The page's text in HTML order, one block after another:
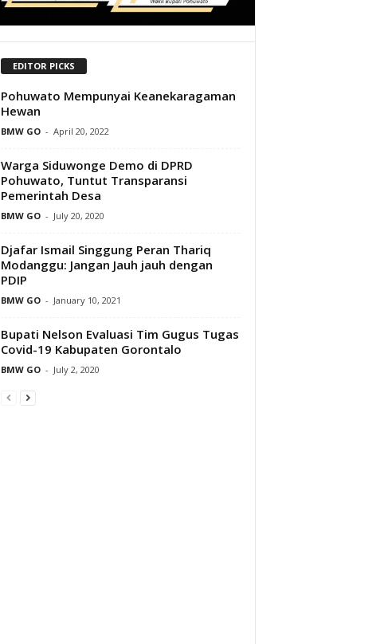
EDITOR PICKS
Pohuwato Mempunyai Keanekaragaman
Hewan
BMW GO - April 20, 2022
Warga Siduwonge Demo di DPRD
Pohuwato, Tuntut Transparansi
Pemerintah Desa
BMW GO - July 20, 2020
Djafar Ismail Singgung Peran Thariq
Modanggu: Jangan Jauh jauh dengan
PDIP
BMW GO - January 10, 2021
Bupati Nelson Evaluasi Tim Gugus Tugas
Covid-19 Kabupaten Gorontalo
BMW GO - July 2, 2020